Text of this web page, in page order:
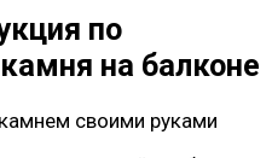
по
на балконе